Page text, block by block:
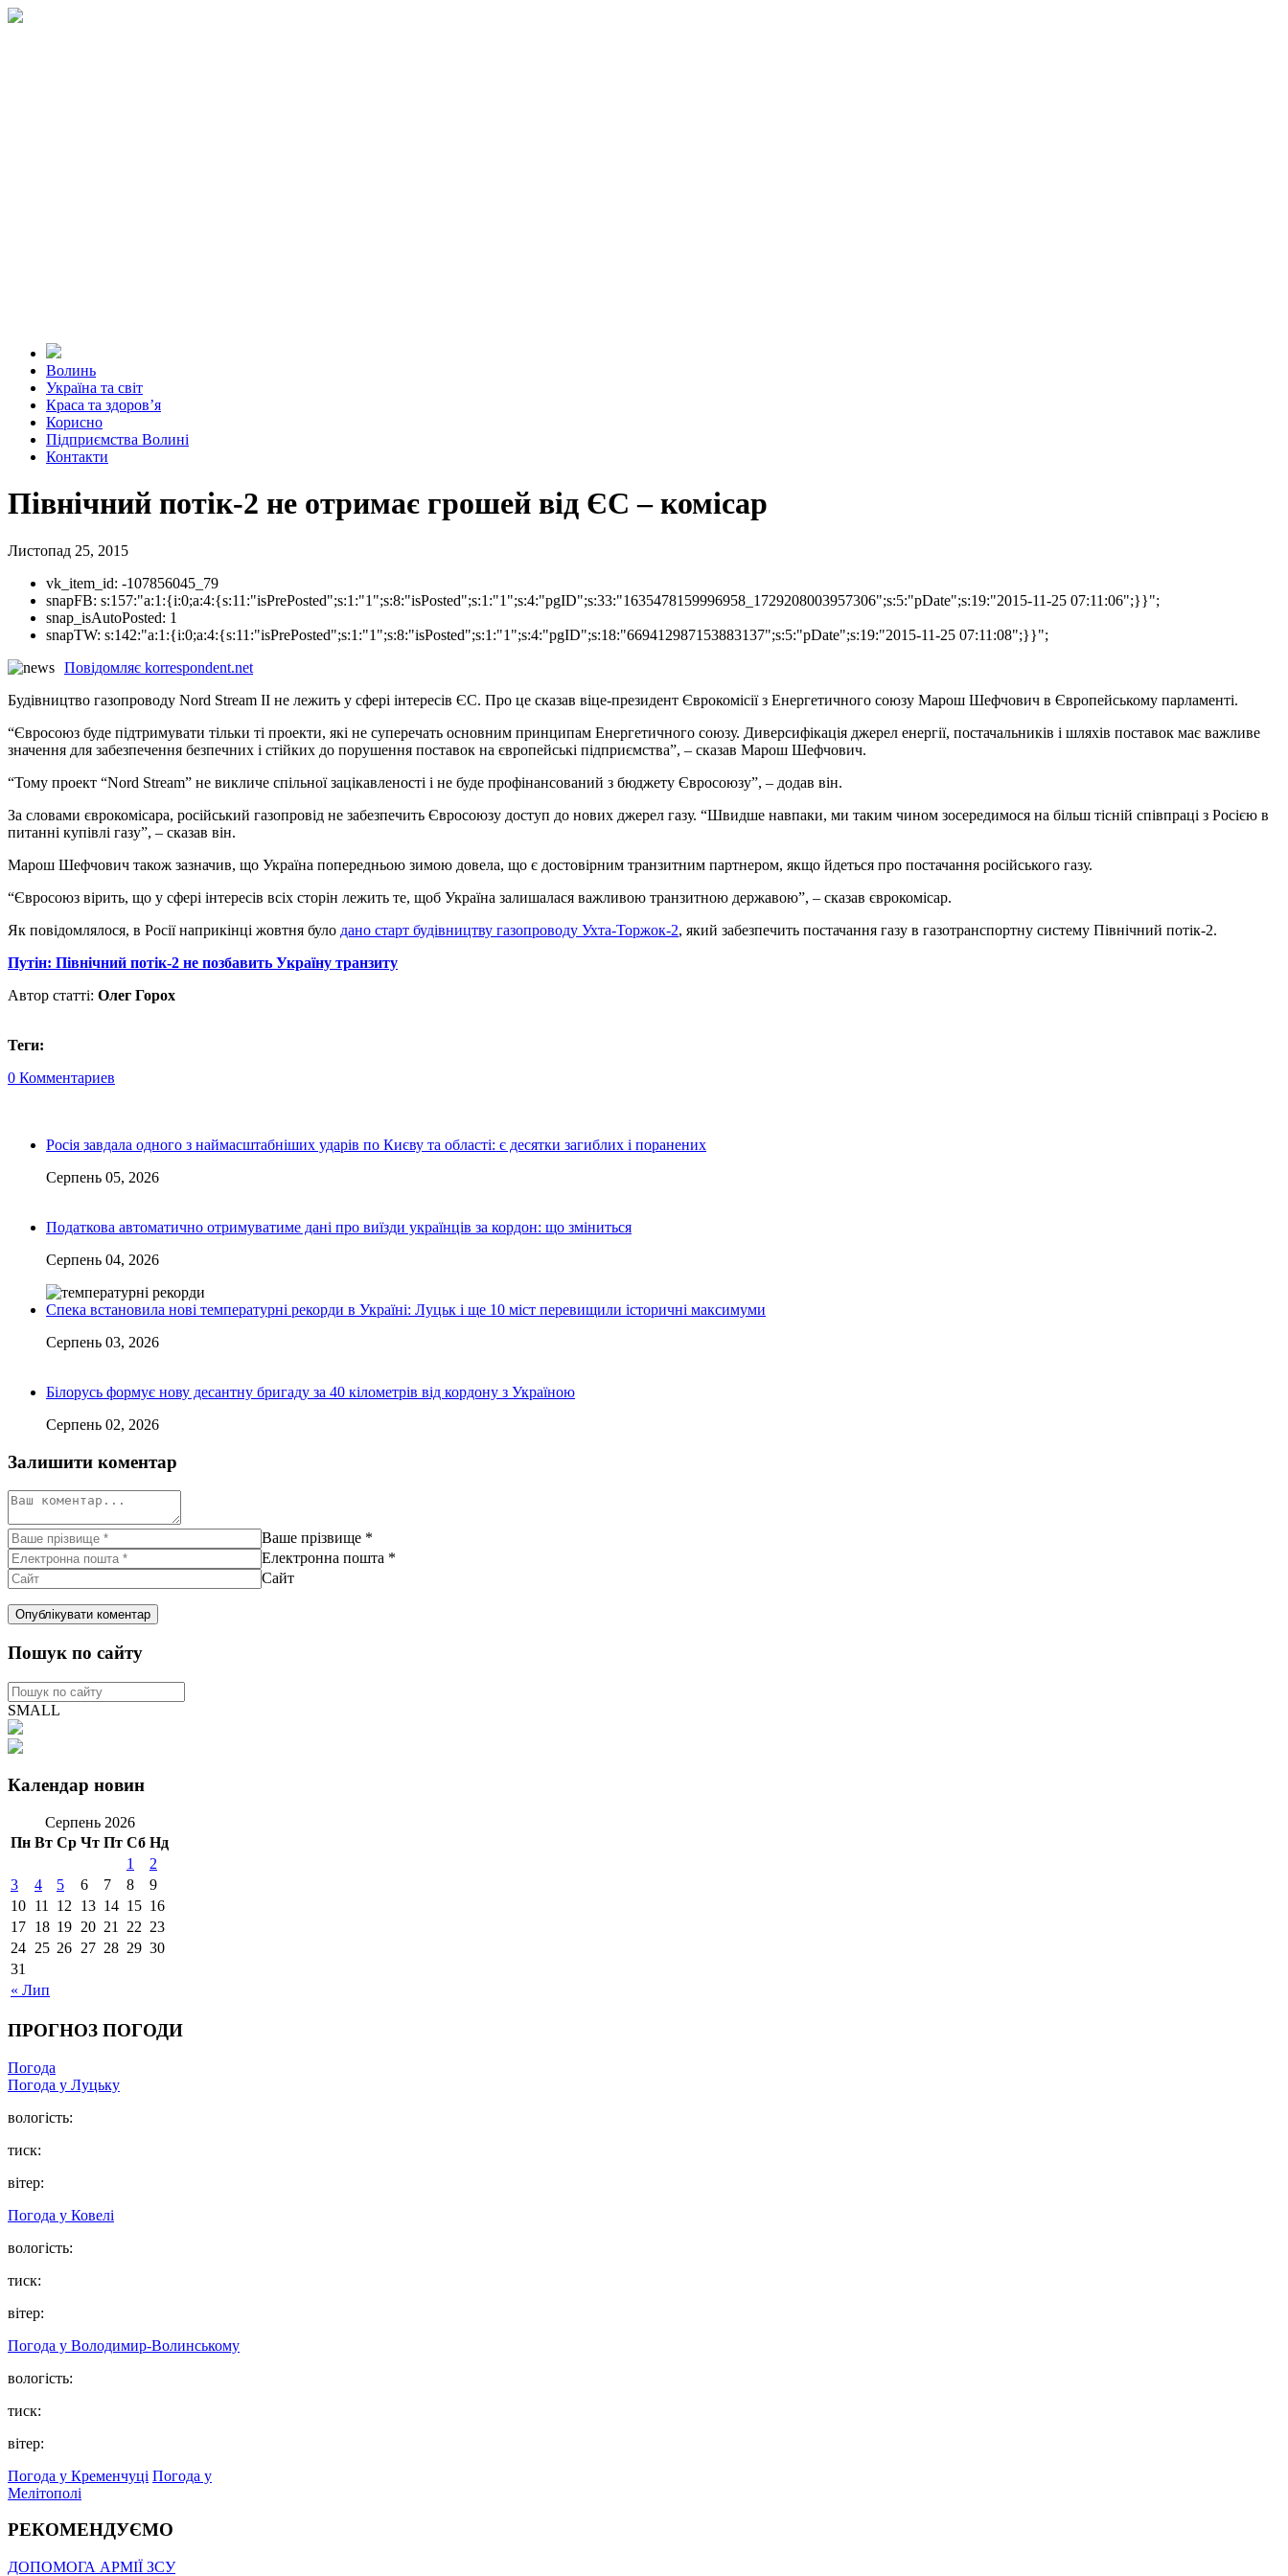
Волинь
Україна та світ
Краса та здоров’я
Корисно
Підприємства Волині
Контакти
Північний потік-2 не отримає грошей від ЄС – комісар
Листопад 25, 2015
vk_item_id: -107856045_79
snapFB: s:157:"a:1:{i:0;a:4:{s:11:"isPrePosted";s:1:"1";s:8:"isPosted";s:1:"1";s:4:"pgID";s:33:"1635478159996958_1729208003957306";s:5:"pDate";s:19:"2015-11-25 07:11:06";}}";
snap_isAutoPosted: 1
snapTW: s:142:"a:1:{i:0;a:4:{s:11:"isPrePosted";s:1:"1";s:8:"isPosted";s:1:"1";s:4:"pgID";s:18:"669412987153883137";s:5:"pDate";s:19:"2015-11-25 07:11:08";}}";
Повідомляє korrespondent.net
Будівництво газопроводу Nord Stream II не лежить у сфері інтересів ЄС. Про це сказав віце-президент Єврокомісії з Енергетичного союзу Марош Шефчович в Європейському парламенті.
“Євросоюз буде підтримувати тільки ті проекти, які не суперечать основним принципам Енергетичного союзу. Диверсифікація джерел енергії, постачальників і шляхів поставок має важливе
значення для забезпечення безпечних і стійких до порушення поставок на європейські підприємства”, – сказав Марош Шефчович.
“Тому проект “Nord Stream” не викличе спільної зацікавленості і не буде профінансований з бюджету Євросоюзу”, – додав він.
За словами єврокомісара, російський газопровід не забезпечить Євросоюзу доступ до нових джерел газу. “Швидше навпаки, ми таким чином зосередимося на більш тісній співпраці з Росією в
питанні купівлі газу”, – сказав він.
Марош Шефчович також зазначив, що Україна попередньою зимою довела, що є достовірним транзитним партнером, якщо йдеться про постачання російського газу.
“Євросоюз вірить, що у сфері інтересів всіх сторін лежить те, щоб Україна залишалася важливою транзитною державою”, – сказав єврокомісар.
Як повідомлялося, в Росії наприкінці жовтня було дано старт будівництву газопроводу Ухта-Торжок-2, який забезпечить постачання газу в газотранспортну систему Північний потік-2.
Путін: Північний потік-2 не позбавить Україну транзиту
Автор статті: Олег Горох
Теги:
0 Комментариев
Росія завдала одного з наймасштабніших ударів по Києву та області: є десятки загиблих і поранених
Серпень 05, 2026
Податкова автоматично отримуватиме дані про виїзди українців за кордон: що зміниться
Серпень 04, 2026
Спека встановила нові температурні рекорди в Україні: Луцьк і ще 10 міст перевищили історичні максимуми
Серпень 03, 2026
Білорусь формує нову десантну бригаду за 40 кілометрів від кордону з Україною
Серпень 02, 2026
Залишити коментар
Ваше прізвище *
Електронна пошта *
Сайт
Пошук по сайту
SMALL
Календар новин
Серпень 2026
Пн Вт Ср Чт Пт Сб Нд
« Лип
1
2
3
4 5 6 7 8
9
10 11 12 13 14 15 16
17 18 19 20 21 22 23
24 25 26 27 28 29 30
31
ПРОГНОЗ ПОГОДИ
Погода
Погода у Луцьку
вологість:
тиск:
вітер:
Погода у Ковелі
вологість:
тиск:
вітер:
Погода у Володимир-Волинському
вологість:
тиск:
вітер:
Погода у Кременчуці Погода у
Мелітополі
РЕКОМЕНДУЄМО
ДОПОМОГА АРМІЇ ЗСУ